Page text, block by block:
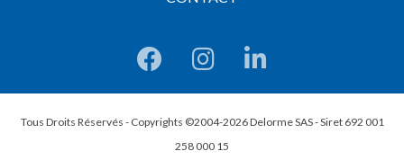
Tous Droits Réservés - Copyrights ©2004-2026 Delorme SAS - Siret 692 001
258 000 15